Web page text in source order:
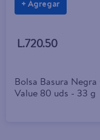
+ Agregar
L.720.50
Bolsa Basura
Value 80 uds - 33 g